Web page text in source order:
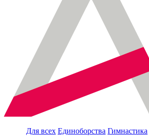
Для всех Единоборства Гимнастика